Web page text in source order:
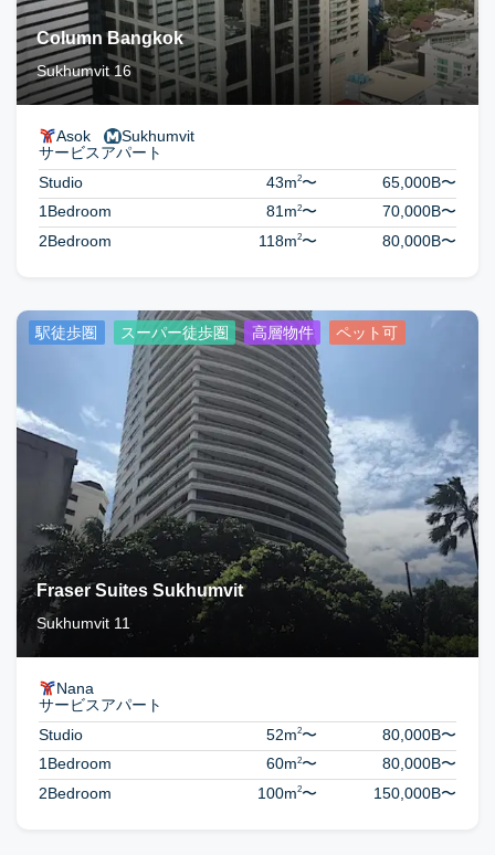
Column Bangkok
Sukhumvit 16
Asok Sukhumvit
サービスアパート
Studio
43m2〜 65,000B〜
1Bedroom
81m2〜 70,000B〜
2Bedroom
118m2〜 80,000B〜
駅徒歩圏 スーパー徒歩圏 高層物件 ペット可
Fraser Suites Sukhumvit
Sukhumvit 11
Nana
サービスアパート
Studio
52m2〜 80,000B〜
1Bedroom
60m2〜 80,000B〜
2Bedroom
100m2〜 150,000B〜